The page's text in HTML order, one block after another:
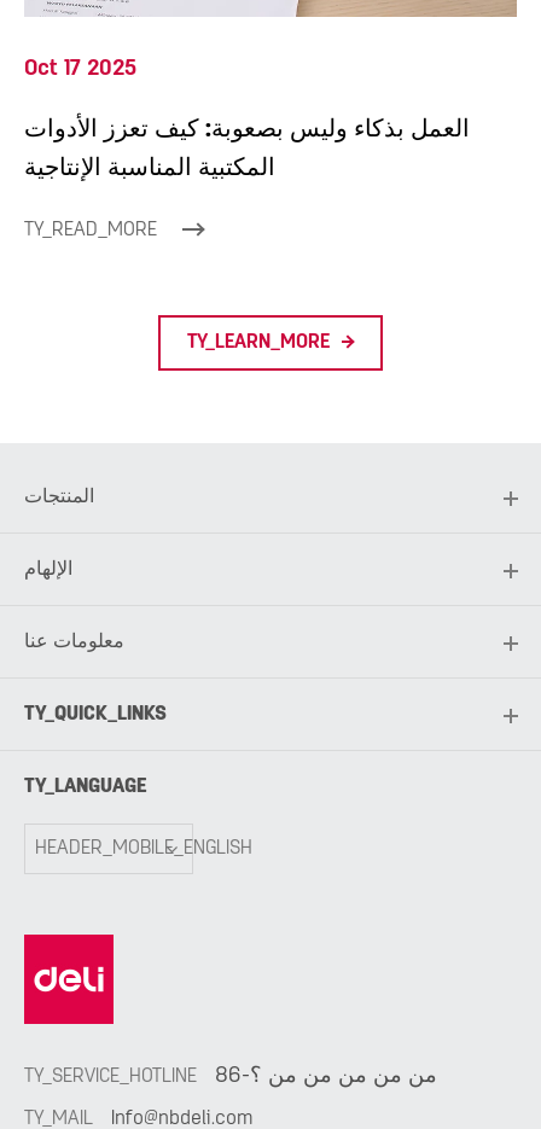
Oct 17 2025
العمل بذكاء وليس بصعوبة: كيف تعزز الأدوات
المكتبية المناسبة الإنتاجية
TY_READ_MORE
TY_LEARN_MORE
المنتجات
الإلهام
معلومات عنا
TY_QUICK_LINKS
TY_LANGUAGE
HEADER_MOBILE_ENGLISH
TY_SERVICE_HOTLINE 86-من من من من من ؟
TY_MAIL Info@nbdeli.com